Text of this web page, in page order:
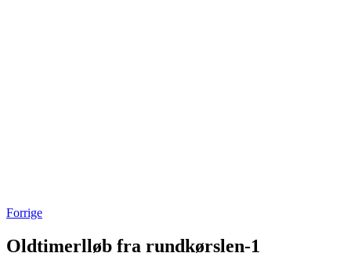
Forrige
Oldtimerlløb fra rundkørslen-1